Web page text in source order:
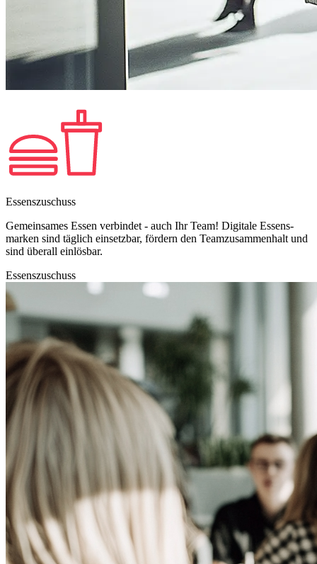
Essenszuschuss
Gemeinsames Essen verbindet - auch Ihr Team! Digitale Essens­
marken sind täglich einsetzbar, fördern den Teamzusammenhalt und
sind überall einlösbar.
Essenszuschuss